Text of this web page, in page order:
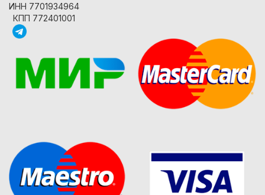
ИНН 7701934964
КПП 772401001